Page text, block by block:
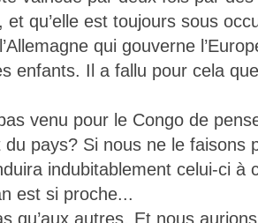
et qu’elle est toujours sous
qui gouverne
enfants. Il a fallu pour cela
venu pour le Congo de
du pays? Si nous ne le faisons
indubitablement celui-ci à
est si proche...
qu’aux autres. Et nous